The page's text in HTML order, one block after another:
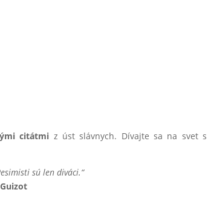
citátmi z úst slávnych. Dívajte sa na svet s
sú len diváci.“